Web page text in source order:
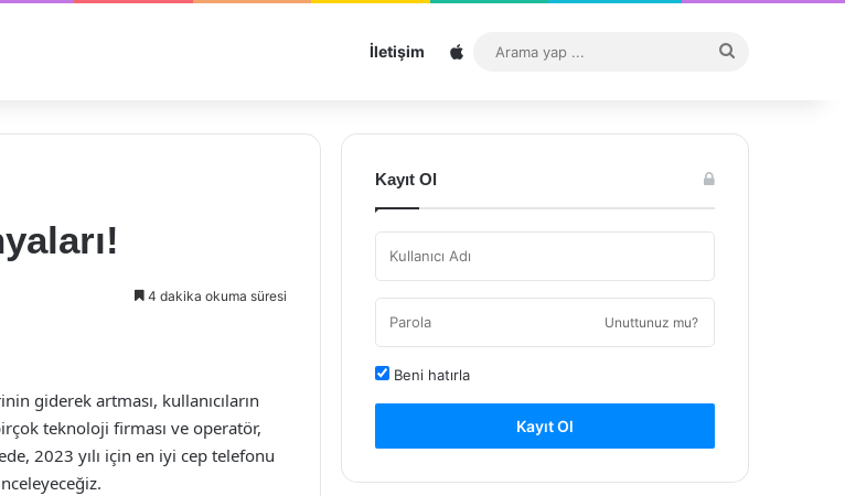
İletişim Sitemap
...
4 dakika okuma süresi
giderek artması, kullanıcıların
teknoloji firması ve operatör,
2023 yılı için en iyi cep telefonu
Kayıt Ol
Unuttunuz mu?
Beni hatırla
Kayıt Ol